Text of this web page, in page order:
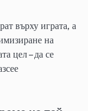
върху играта, а
на
цел – да се